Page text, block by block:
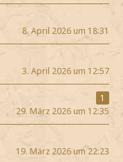
8. April 2026 um 18:31
3. April 2026 um 12:57
1
29. März 2026 um 12:35
19. März 2026 um 22:23